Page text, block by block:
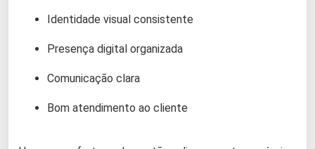
Identidade visual consistente
Presença digital organizada
Comunicação clara
Bom atendimento ao cliente